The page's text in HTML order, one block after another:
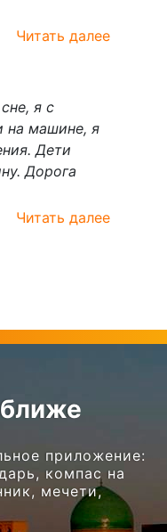
Читать далее
я с
на машине, я
Дети
Дорога
Читать далее
приложение:
компас на
мечети,